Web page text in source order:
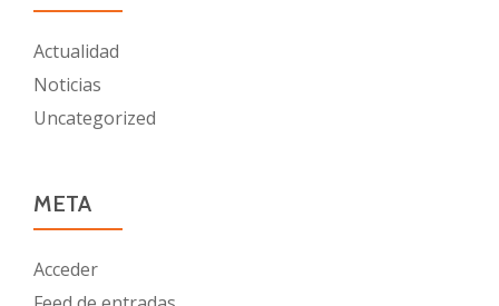
Actualidad
Noticias
Uncategorized
META
Acceder